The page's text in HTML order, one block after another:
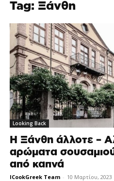
Tag: Ξάνθη
Looking Back
Η Ξάνθη άλλοτε –
αρώματα
από καπνά
ICookGreek Team - 10 Μαρτίου, 2023